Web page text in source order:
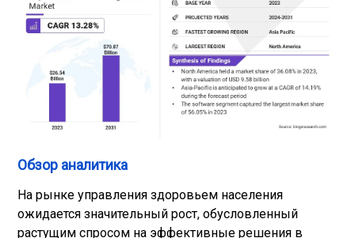
Обзор аналитика
На рынке управления здоровьем населения
ожидается значительный рост, обусловленный
растущим спросом на эффективные решения в